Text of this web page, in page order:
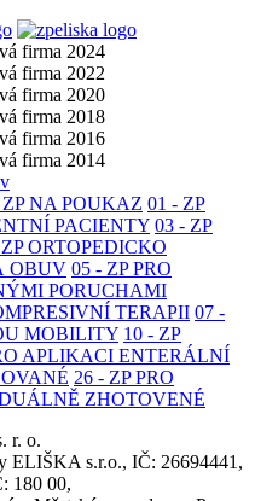
NA POUKAZ 01 - ZP
PACIENTY 03 - ZP
ORTOPEDICKO
OBUV 05 - ZP PRO
PORUCHAMI
TERAPII 07 -
MOBILITY 10 - ZP
APLIKACI ENTERÁLNÍ
26 - ZP PRO
ZHOTOVENÉ
r. o.
ELIŠKA s.r.o., IČ: 26694441,
180 00,